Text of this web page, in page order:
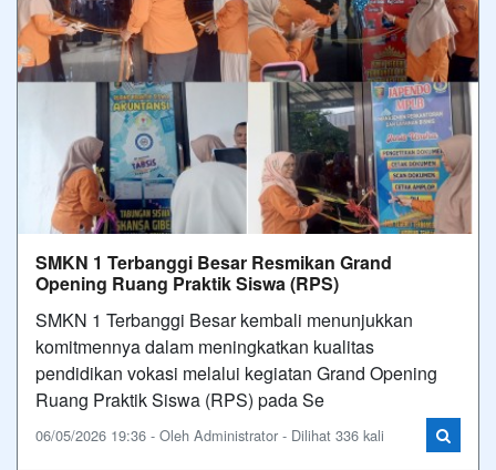
SMKN 1 Terbanggi Besar Resmikan Grand
Opening Ruang Praktik Siswa (RPS)
SMKN 1 Terbanggi Besar kembali menunjukkan
komitmennya dalam meningkatkan kualitas
pendidikan vokasi melalui kegiatan Grand Opening
Ruang Praktik Siswa (RPS) pada Se
06/05/2026 19:36 - Oleh Administrator - Dilihat 336 kali